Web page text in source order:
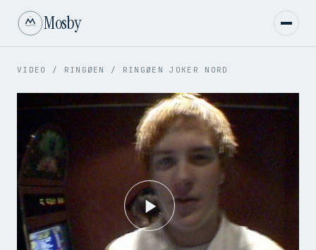
Mosby
VIDEO / RINGØEN / RINGØEN JOKER NORD
Play